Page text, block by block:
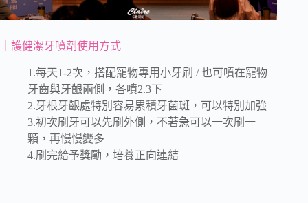
｜護健潔牙噴劑使用方式
1.每天1-2次，搭配寵物專用小牙刷 / 也可噴在寵物
牙齒與牙齦兩側，各噴2.3下
2.牙根牙齦處特別容易累積牙菌斑，可以特別加強
3.初次刷牙可以先刷外側，不著急可以一次刷一
顆，再慢慢變多
4.刷完給予獎勵，培養正向連結